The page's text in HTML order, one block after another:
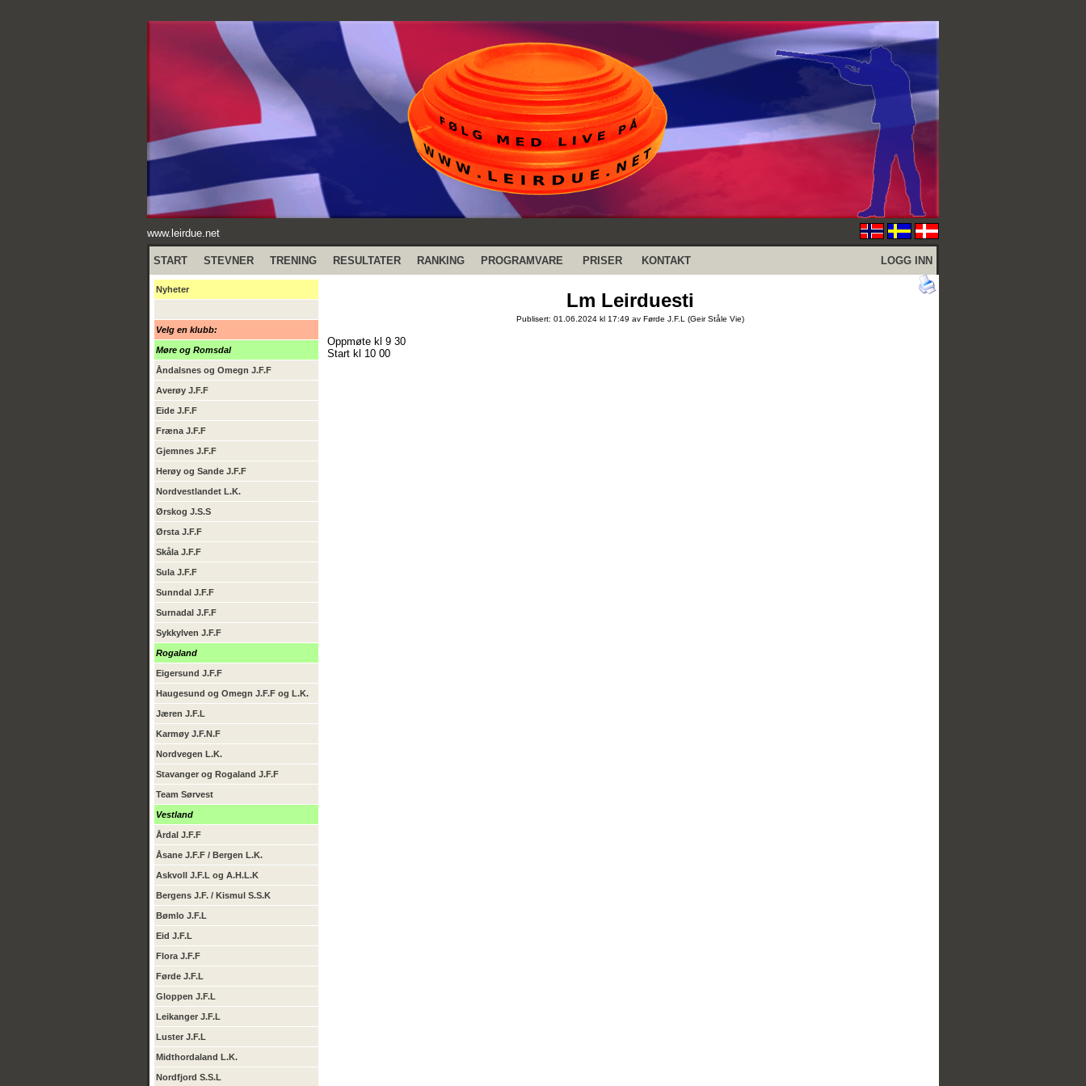
www.leirdue.net
START STEVNER TRENING RESULTATER RANKING PROGRAMVARE PRISER KONTAKT LOGG INN
Nyheter
Velg en klubb:
Møre og Romsdal
Åndalsnes og Omegn J.F.F
Averøy J.F.F
Eide J.F.F
Fræna J.F.F
Gjemnes J.F.F
Herøy og Sande J.F.F
Nordvestlandet L.K.
Ørskog J.S.S
Ørsta J.F.F
Skåla J.F.F
Sula J.F.F
Sunndal J.F.F
Surnadal J.F.F
Sykkylven J.F.F
Rogaland
Eigersund J.F.F
Haugesund og Omegn J.F.F og L.K.
Jæren J.F.L
Karmøy J.F.N.F
Nordvegen L.K.
Stavanger og Rogaland J.F.F
Team Sørvest
Vestland
Årdal J.F.F
Åsane J.F.F / Bergen L.K.
Askvoll J.F.L og A.H.L.K
Bergens J.F. / Kismul S.S.K
Bømlo J.F.L
Eid J.F.L
Flora J.F.F
Førde J.F.L
Gloppen J.F.L
Leikanger J.F.L
Luster J.F.L
Midthordaland L.K.
Nordfjord S.S.L
Lm Leirduesti
Publisert: 01.06.2024 kl 17:49 av Førde J.F.L (Geir Ståle Vie)
Oppmøte kl 9 30
Start kl 10 00